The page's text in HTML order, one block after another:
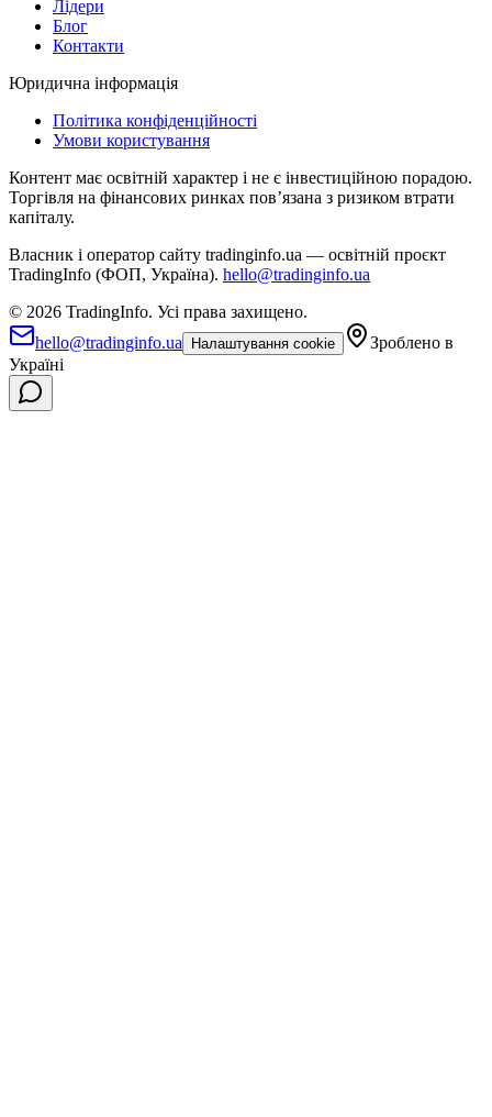
Лідери
Блог
Контакти
Юридична інформація
Політика конфіденційності
Умови користування
Контент має освітній характер і не є інвестиційною порадою.
Торгівля на фінансових ринках повʼязана з ризиком втрати
капіталу.
Власник і оператор сайту tradinginfo.ua — освітній проєкт
TradingInfo (ФОП, Україна). hello@tradinginfo.ua
© 2026 TradingInfo. Усі права захищено.
hello@tradinginfo.ua
Налаштування cookie
Зроблено в
Україні